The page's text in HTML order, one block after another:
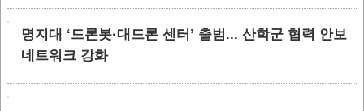
명지대 ‘드론봇·대드론 센터’ 출범... 산학군 협력 안보
네트워크 강화